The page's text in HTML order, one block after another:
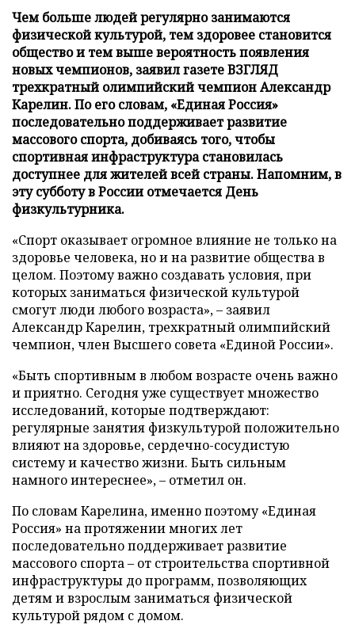
Чем больше людей регулярно занимаются
физической культурой, тем здоровее становится
общество и тем выше вероятность появления
новых чемпионов, заявил газете ВЗГЛЯД
трехкратный олимпийский чемпион Александр
Карелин. По его словам, «Единая Россия»
последовательно поддерживает развитие
массового спорта, добиваясь того, чтобы
спортивная инфраструктура становилась
доступнее для жителей всей страны. Напомним, в
эту субботу в России отмечается День
физкультурника.
«Спорт оказывает огромное влияние не только на
здоровье человека, но и на развитие общества в
целом. Поэтому важно создавать условия, при
которых заниматься физической культурой
смогут люди любого возраста», – заявил
Александр Карелин, трехкратный олимпийский
чемпион, член Высшего совета «Единой России».
«Быть спортивным в любом возрасте очень важно
и приятно. Сегодня уже существует множество
исследований, которые подтверждают:
регулярные занятия физкультурой положительно
влияют на здоровье, сердечно-сосудистую
систему и качество жизни. Быть сильным
намного интереснее», – отметил он.
По словам Карелина, именно поэтому «Единая
Россия» на протяжении многих лет
последовательно поддерживает развитие
массового спорта – от строительства спортивной
инфраструктуры до программ, позволяющих
детям и взрослым заниматься физической
культурой рядом с домом.